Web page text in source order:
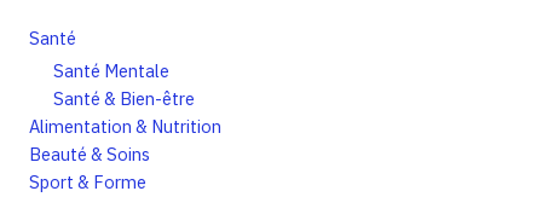
Santé
Santé Mentale
Santé & Bien-être
Alimentation & Nutrition
Beauté & Soins
Sport & Forme